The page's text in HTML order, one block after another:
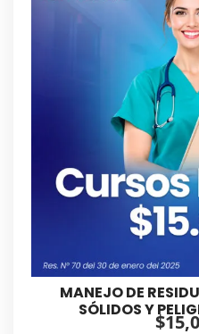
MANEJO DE
SÓLIDOS Y
$